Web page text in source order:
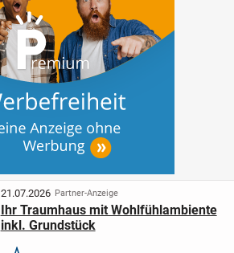
21.07.2026 Partner-Anzeige
Ihr Traumhaus mit Wohlfühlambiente
inkl. Grundstück